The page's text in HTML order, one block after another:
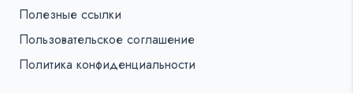
Полезные ссылки
Пользовательское соглашение
Политика конфиденциальности